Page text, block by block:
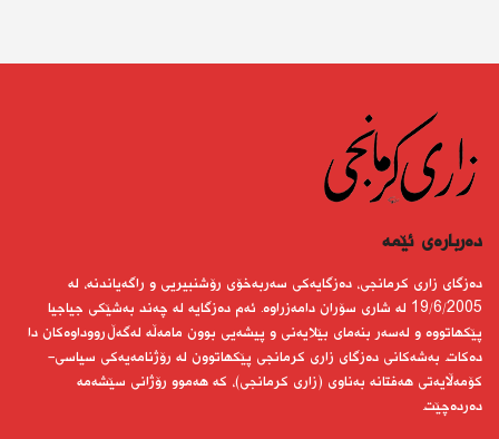
دەربارەى ئێمە
دەزگای زاری كرمانجی، دەزگایەكی سەربەخۆی رۆشنبیریی و راگەیاندنە، لە
19/6/2005 لە شاری سۆران دامەزراوە. ئەم دەزگایە لە چەند بەشێكی جیاجیا
پێكهاتووە و لەسەر بنەمای بێلایەنی و پیشەیی بوون مامەڵە لەگەڵ رووداوەكان دا
دەكات. بەشەكانی دەزگای زاری كرمانجی پێكهاتوون لە رۆژنامەیەكی سیاسی-
كۆمەڵایەتی هەفتانە بەناوی (زاری كرمانجی)، كە هەموو رۆژانی سێشەمە
دەردەچێت.